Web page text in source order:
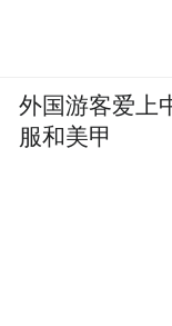
外国游客爱上
服和美甲